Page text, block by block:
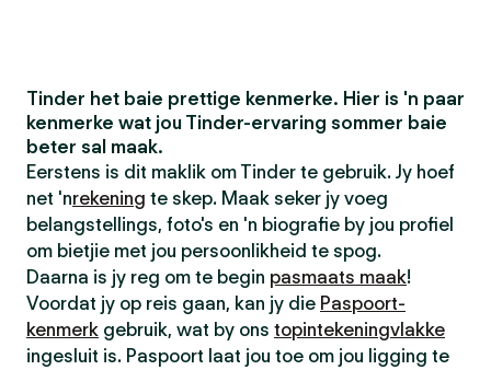
Tinder het baie prettige kenmerke. Hier is 'n paar
kenmerke wat jou Tinder-ervaring sommer baie
beter sal maak.
Eerstens is dit maklik om Tinder te gebruik. Jy hoef
net 'nrekening te skep. Maak seker jy voeg
belangstellings, foto's en 'n biografie by jou profiel
om bietjie met jou persoonlikheid te spog.
Daarna is jy reg om te begin pasmaats maak!
Voordat jy op reis gaan, kan jy die Paspoort-
kenmerk gebruik, wat by ons topintekeningvlakke
ingesluit is. Paspoort laat jou toe om jou ligging te